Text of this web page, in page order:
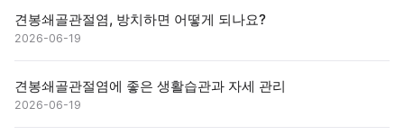
견봉쇄골관절염, 방치하면 어떻게 되나요?
2026-06-19
견봉쇄골관절염에 좋은 생활습관과 자세 관리
2026-06-19